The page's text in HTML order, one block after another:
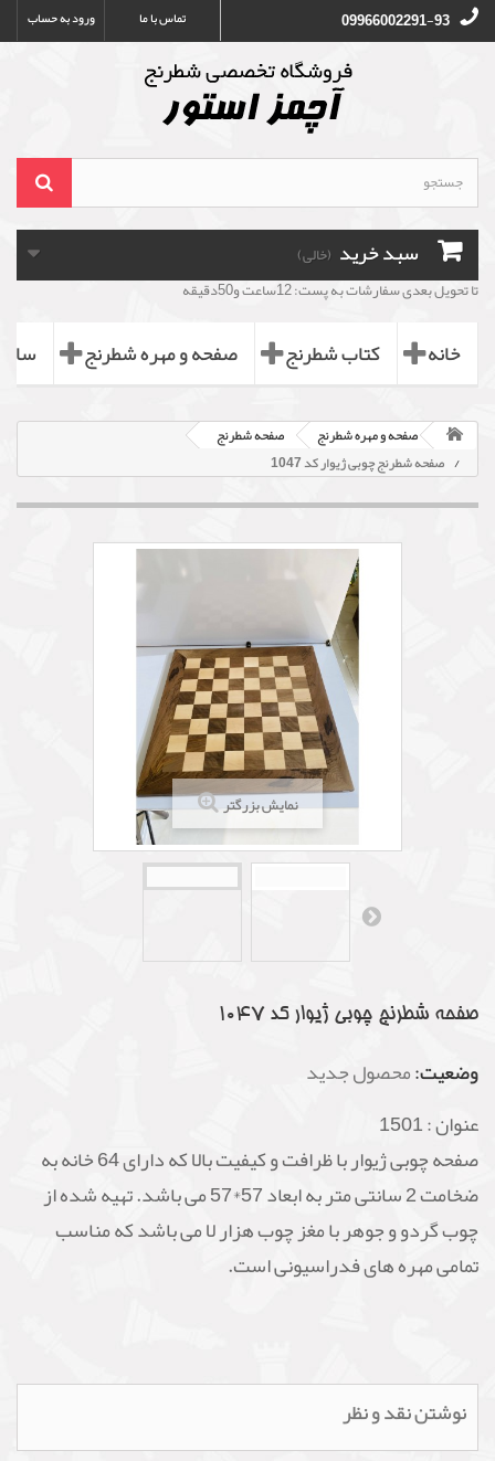
ورود به حساب تماس با ما 09966002291-93
سبد خرید (خالی)
تا تحویل بعدی سفارشات به پست: 12ساعت و50دقیقه
خانه کتاب شطرنج صفحه و مهره شطرنج
صفحه و مهره شطرنج
صفحه شطرنج
صفحه شطرنج چوبی ژیوار کد 1047
نمایش بزرگتر
صفحه شطرنج چوبی ژیوار کد 1047
وضعیت:محصول جدید
عنوان :1501
صفحه چوبی ژیوار با ظرافت و کیفیت بالا که دارای 64 خانه به
ضخامت 2 سانتی متر به ابعاد 57*57 می باشد. تهیه شده از
چوب گردو و جوهر با مغز چوب هزار لا می باشد که مناسب
تمامی مهره های فدراسیونی است.
نوشتن نقد و نظر